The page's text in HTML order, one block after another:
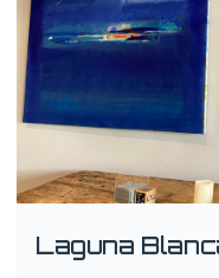
Laguna